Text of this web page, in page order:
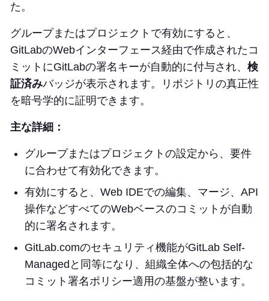
た。
グループまたはプロジェクトで有効にすると、
GitLabのWebインターフェース経由で作成されたコ
ミットにGitLabの署名キーが自動的に付与され、 検
証済みバッジが表示されます。リポジトリの真正性
を暗号学的に証明できます。
主な詳細：
グループまたはプロジェクトの設定から、要件
に合わせて有効化できます。
有効にすると、Web IDEでの編集、マージ、API
操作などすべてのWebベースのコミットが自動
的に署名されます。
GitLab.comのセキュリティ機能がGitLab Self-
Managedと同等になり、組織全体への包括的な
コミット署名ポリシー適用の基盤が整います。